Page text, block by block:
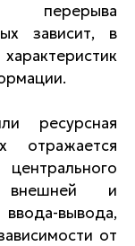
зависит, в
ресурсная
отражается
внешней и
вывода,
от